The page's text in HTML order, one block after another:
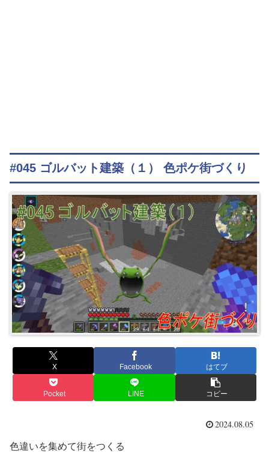
#045 ゴルバット建築（１） 色ポケ街づくり
X Facebook はてブ
Pocket LINE コピー
2024.08.05
色違いを集めて街をつくる